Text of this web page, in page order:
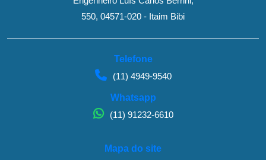
550, 04571-020 - Itaim Bibi
Telefone
(11) 4949-9540
Whatsapp
(11) 91232-6610
Mapa do site